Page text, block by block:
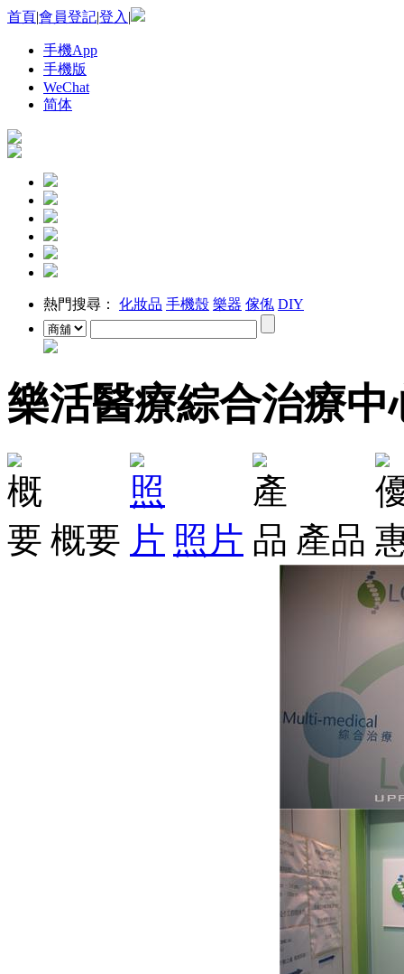
首頁|會員登記|登入 |
手機App
手機版
WeChat
简体
熱門搜尋： 化妝品 手機殼 樂器 傢俬 DIY
樂活醫療綜合治療中
概要 照片 產品